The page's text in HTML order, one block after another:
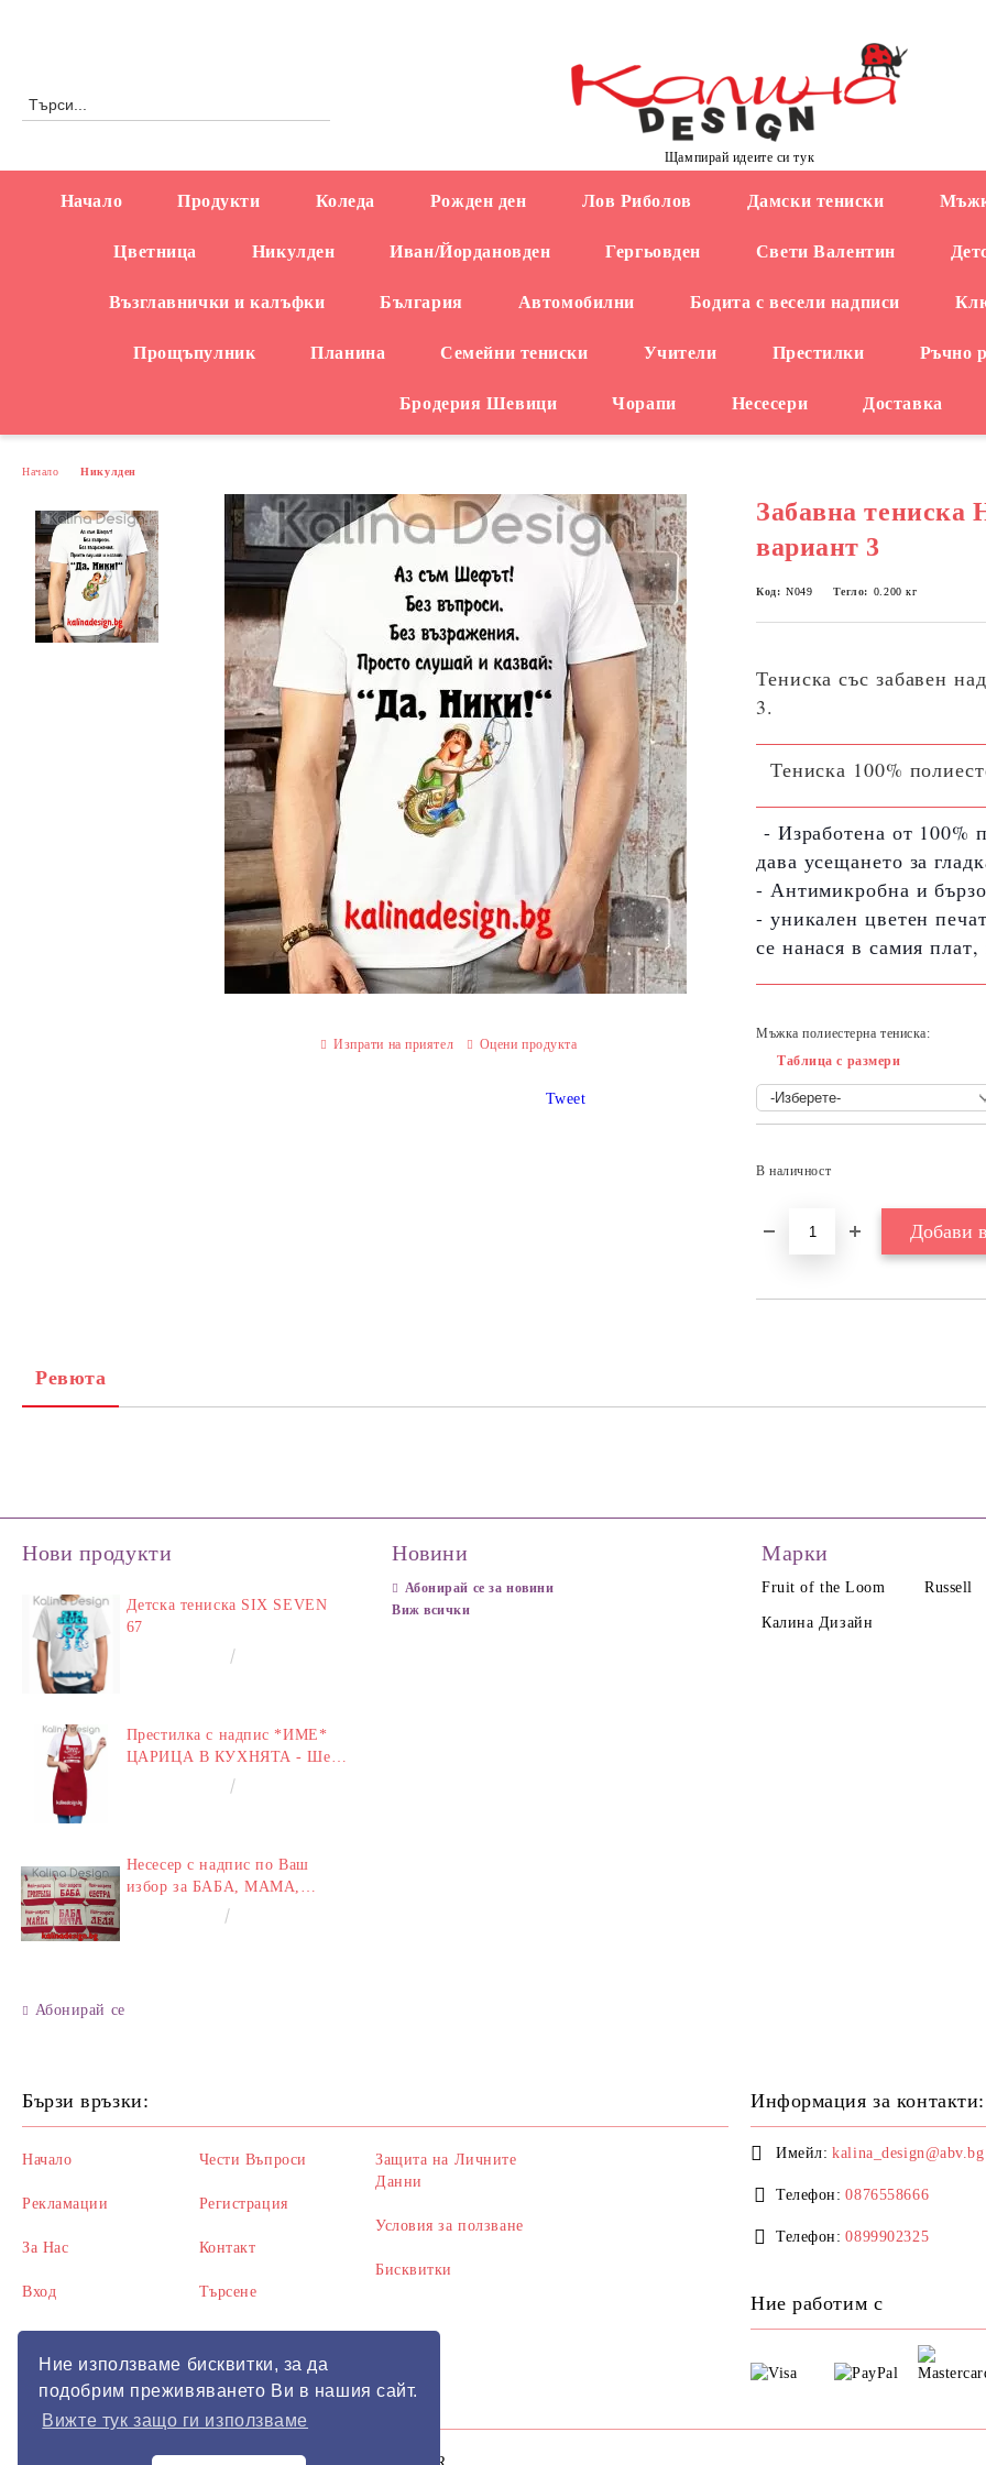
Ние използваме бисквитки, за да
подобрим преживяването Ви в нашия сайт.
Вижте тук защо ги използваме
Щампирай идеите си тук
Начало Продукти Коледа Рожден ден Лов Риболов Дамски тениски
Цветница Никулден Иван/Йордановден Гергьовден Свети Валентин
Възглавнички и калъфки България Автомобилни Бодита с весели надписи
Прощъпулник Планина Семейни тениски Учители Престилки Ръчно
Бродерия Шевици Чорапи Несесери Доставка
Начало Никулден
Забавна тениска
вариант 3
Код: N049 Тегло: 0.200 кг
Тениска със забавен
3.
Тениска 100%
- Изработена от 100%
дава усещането за
- Антимикробна и
- уникален цветен
се нанася в самия
Мъжка полиестерна тениска:
Таблица с размери
В наличност
Изпрати на приятел Оцени продукта
Tweet
Ревюта
Нови продукти
Детска тениска SIX SEVEN
67
Престилка с надпис *ИМЕ*
ЦАРИЦА В КУХНЯТА - Шеф
Несесер с надпис по Ваш
избор за БАБА, МАМА,
ЛЕЛЯ, СЕСТРА,
Абонирай се
Новини
Абонирай се за новини
Виж всички
Марки
Fruit of the Loom Russell
Калина Дизайн
Бързи връзки:
Начало
Рекламации
За Нас
Вход
Чести Въпроси
Регистрация
Контакт
Търсене
Защита на Личните
Данни
Условия за ползване
Бисквитки
Информация за контакти:
Имейл: kalina_design@abv.bg
Телефон: 0876558666
Телефон: 0899902325
Ние работим с